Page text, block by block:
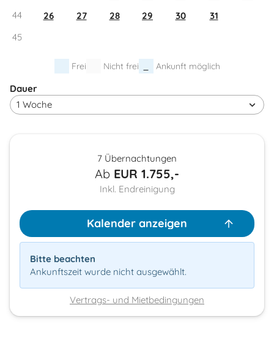
44
26 27 28 29 30
31
45
Frei Nicht frei Ankunft möglich
Dauer
7 Übernachtungen
Ab EUR 1.755,-
Inkl. Endreinigung
Kalender anzeigen
Bitte beachten
Ankunftszeit wurde nicht ausgewählt.
Vertrags- und Mietbedingungen